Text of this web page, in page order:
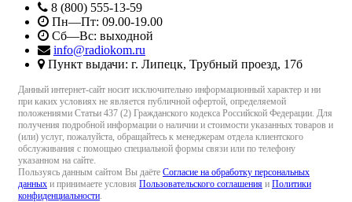
8 (800) 555-13-59
Пн—Пт: 09.00-19.00
Сб—Вс: выходной
info@radiokom.ru
Пункт выдачи: г. Липецк, Трубный проезд, 17б
Данный интернет-сайт носит исключительно информационный характер и ни
при каких условиях не является публичной офертой, определяемой
положениями Статьи 437 (2) Гражданского кодекса Российской Федерации. Для
получения подробной информации о наличии и стоимости указанных товаров и
(или) услуг, пожалуйста, обращайтесь к менеджерам отдела клиентского
обслуживания с помощью специальной формы связи или по телефону
указанном на сайте.
Пользуясь данным сайтом Вы даёте Согласие на обработку персональных
данных и принимаете условия Пользовательского соглашения и Политики
конфиденциальности.